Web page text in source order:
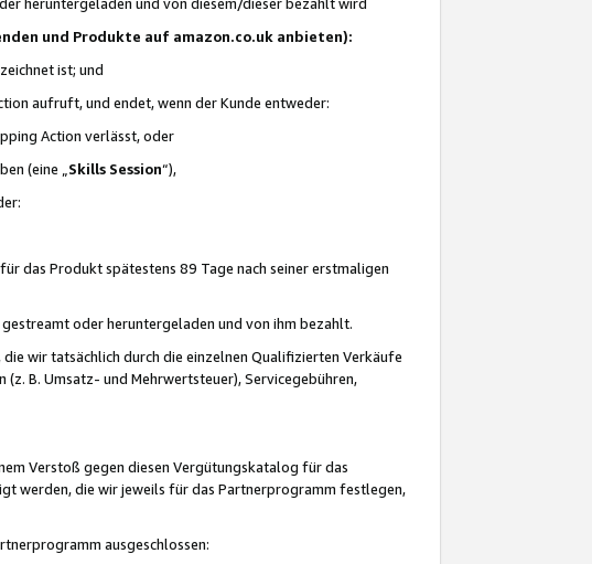
und Produkte auf amazon.co.uk anbieten):
ist; und
aufruft, und endet, wenn der Kunde entweder:
Action verlässt, oder
(eine „ Skills Session“),
das Produkt spätestens 89 Tage nach seiner erstmaligen
oder heruntergeladen und von ihm bezahlt.
die wir tatsächlich durch die einzelnen Qualifizierten Verkäufe
B. Umsatz- und Mehrwertsteuer), Servicegebühren,
Verstoß gegen diesen Vergütungskatalog für das
werden, die wir jeweils für das Partnerprogramm festlegen,
ausgeschlossen: